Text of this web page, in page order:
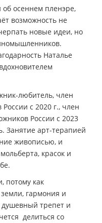
осеннем пленэре,
возможность не
новые идеи, но
Наталье
любитель, член
с 2020 г., член
России с 2023
Занятие арт-терапией
живописью, и
красок и
потому как
гармония и
трепет и
делиться со